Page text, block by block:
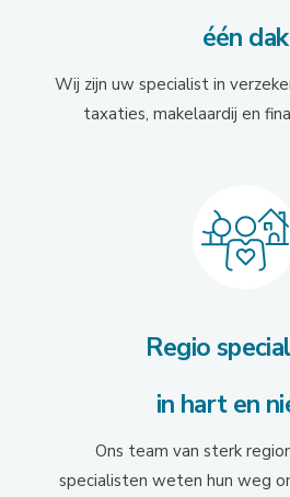
één dak
Wij zijn uw specialist in
taxaties, makelaardij en
Regio
in hart en
Ons team van sterk
specialisten weten hun weg